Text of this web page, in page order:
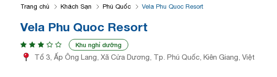
Trang chủ Khách Sạn Phú Quốc Vela Phu Quoc Resort
Vela Phu Quoc Resort
Khu nghỉ dưỡng
Tổ 3, Ấp Ông Lang, Xã Cửa Dương, Tp. Phú Quốc, Kiên Giang, Việt